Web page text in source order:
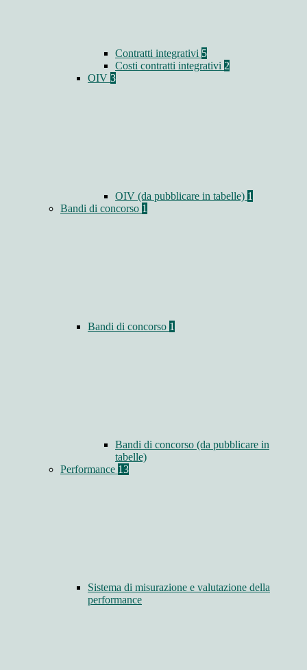
Contratti integrativi 5
Costi contratti integrativi 2
OIV 3
OIV (da pubblicare in tabelle) 1
Bandi di concorso 1
Bandi di concorso 1
Bandi di concorso (da pubblicare in
tabelle)
Performance 13
Sistema di misurazione e valutazione della
performance